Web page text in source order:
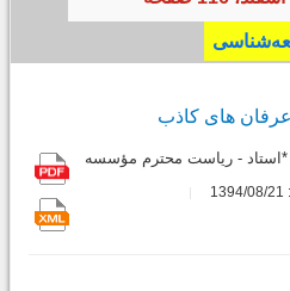
هاى کاذب
- ریاست محترم مؤسسه